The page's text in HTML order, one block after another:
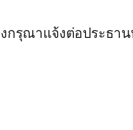
รุณาแจ้งต่อประธาน